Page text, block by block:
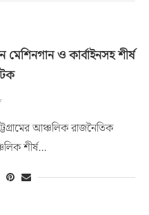
মেশিনগান ও কার্বাইনসহ শীর্ষ
আঞ্চলিক রাজনৈতিক
শীর্ষ…